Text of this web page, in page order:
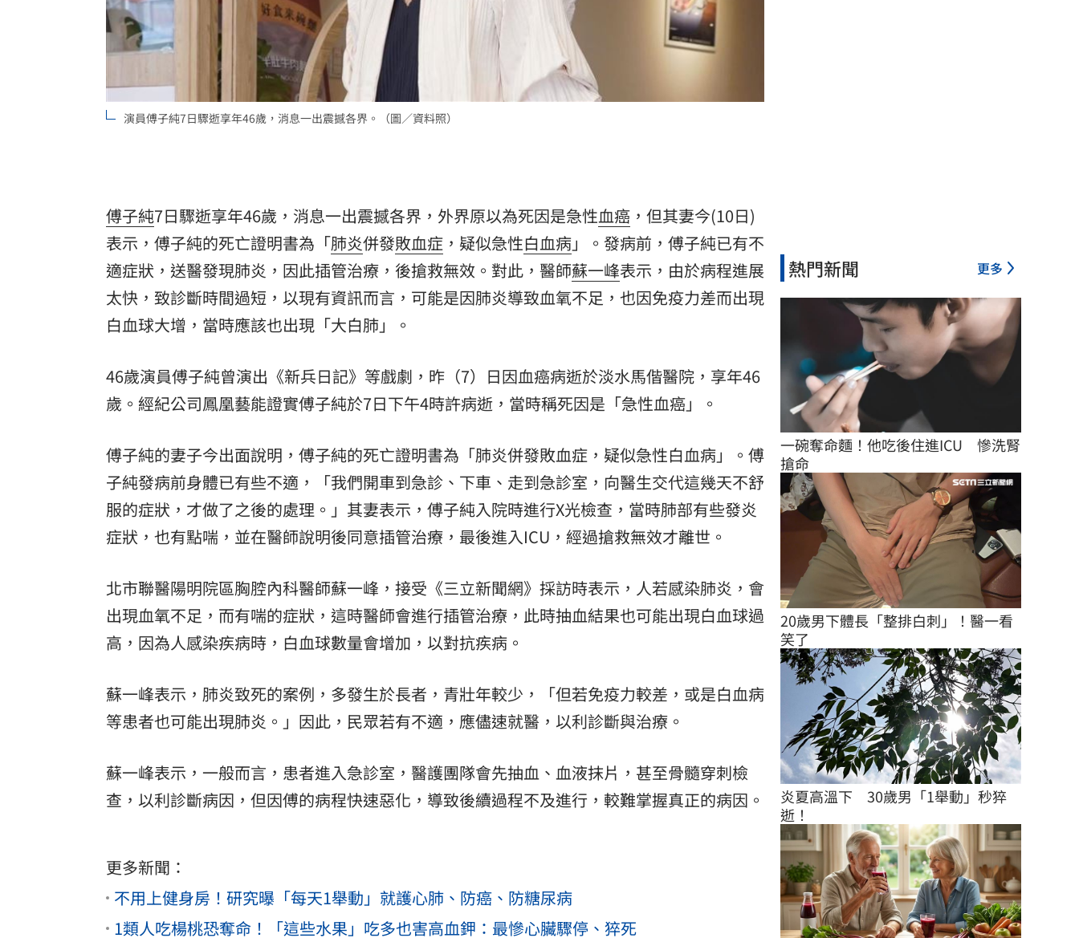
酷澎「爸氣父親節」國際官方品牌齊聚
罕病博士彭士齊 輪椅上的生命覺醒！ 11:00
演員傅子純7日驟逝享年46歲，消息一出震撼各界。（圖／資料照）
傅子純7日驟逝享年46歲，消息一出震撼各界，外界原以為死因是急性血癌 ，但其妻今(10日)
表示，傅子純的死亡證明書為「肺炎併發敗血症 ，疑似急性白血病」。發病前，傅子純已有不
適症狀，送醫發現肺炎，因此插管治療，後搶救無效。對此，醫師蘇一峰表示，由於病程進展
太快，致診斷時間過短，以現有資訊而言，可能是因肺炎導致血氧不足，也因免疫力差而出現
白血球大增，當時應該也出現「大白肺」。
46歲演員傅子純曾演出《新兵日記》等戲劇，昨（7）日因血癌病逝於淡水馬偕醫院，享年46
歲。經紀公司鳳凰藝能證實傅子純於7日下午4時許病逝，當時稱死因是「急性血癌」。
傅子純的妻子今出面說明，傅子純的死亡證明書為「肺炎併發敗血症，疑似急性白血病」。傅
子純發病前身體已有些不適，「我們開車到急診、下車、走到急診室，向醫生交代這幾天不舒
服的症狀，才做了之後的處理。」其妻表示，傅子純入院時進行X光檢查，當時肺部有些發炎
症狀，也有點喘，並在醫師說明後同意插管治療，最後進入ICU，經過搶救無效才離世。
北市聯醫陽明院區胸腔內科醫師蘇一峰，接受《三立新聞網》採訪時表示，人若感染肺炎，會
出現血氧不足，而有喘的症狀，這時醫師會進行插管治療，此時抽血結果也可能出現白血球過
高，因為人感染疾病時，白血球數量會增加，以對抗疾病。
蘇一峰表示，肺炎致死的案例，多發生於長者，青壯年較少，「但若免疫力較差，或是白血病
等患者也可能出現肺炎。」因此，民眾若有不適，應儘速就醫，以利診斷與治療。
蘇一峰表示，一般而言，患者進入急診室，醫護團隊會先抽血、血液抹片，甚至骨髓穿刺檢
查，以利診斷病因，但因傅的病程快速惡化，導致後續過程不及進行，較難掌握真正的病因。
更多新聞：
不用上健身房！研究曝「每天1舉動」就護心肺、防癌、防糖尿病
1類人吃楊桃恐奪命！「這些水果」吃多也害高血鉀：最慘心臟驟停、猝死
熱門新聞 更多
一碗奪命麵！他吃後住進ICU　慘洗腎
搶命
20歲男下體長「整排白刺」！醫一看
笑了
炎夏高溫下　30歲男「1舉動」秒猝
逝！